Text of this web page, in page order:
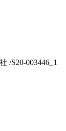
/S20-003446_1